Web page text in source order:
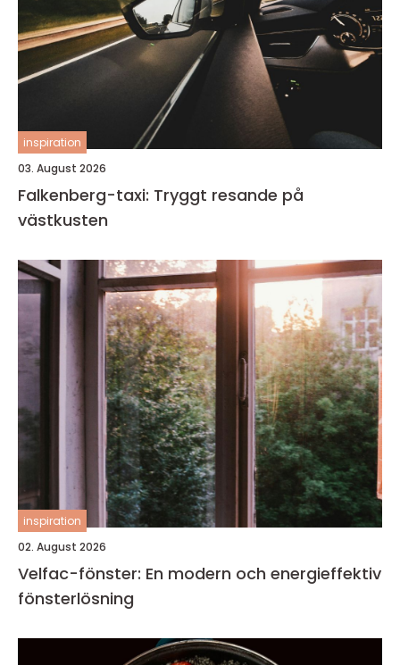
inspiration
03. August 2026
Falkenberg-taxi: Tryggt resande på
västkusten
inspiration
02. August 2026
Velfac-fönster: En modern och energieffektiv
fönsterlösning